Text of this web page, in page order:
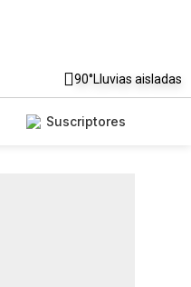
90°Lluvias aisladas
Suscriptores